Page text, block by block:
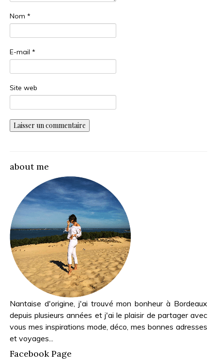
Nom *
E-mail *
Site web
about me
Nantaise d'origine, j'ai trouvé mon bonheur à Bordeaux
depuis plusieurs années et j'ai le plaisir de partager avec
vous mes inspirations mode, déco, mes bonnes adresses
et voyages...
Facebook Page